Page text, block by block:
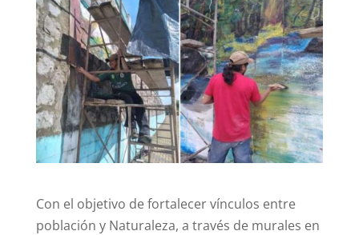
Con el objetivo de fortalecer vínculos entre
población y Naturaleza, a través de murales en